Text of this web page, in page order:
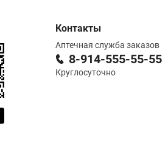
Контакты
Аптечная служба заказов
8-914-555-55-55
Круглосуточно